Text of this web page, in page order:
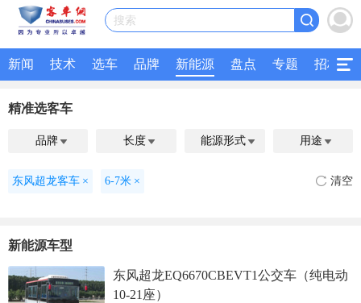
搜索
新闻 技术 选车 品牌 新能源 盘点 专题 招标
精准选客车
品牌 长度 能源形式 用途 
东风超龙客车 × 6-7米 × 清空
新能源车型
东风超龙EQ6670CBEVT1公交车（纯电动
10-21座）